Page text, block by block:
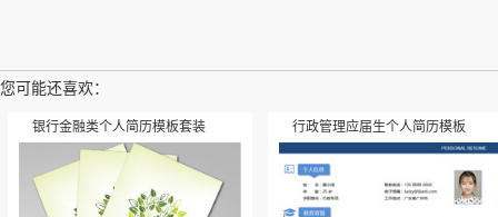
您可能还喜欢：
银行金融类个人简历模板套装 行政管理应届生个人简历模板